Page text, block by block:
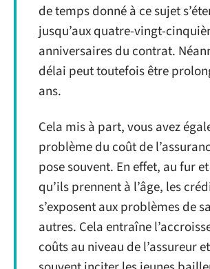
de temps donné à ce sujet
jusqu’aux quatre-vingt-
anniversaires du contrat.
délai peut toutefois être
ans.
Cela mis à part, vous avez
problème du coût de
pose souvent. En effet, au fur
qu’ils prennent à l’âge, les
s’exposent aux problèmes de
autres. Cela entraîne
coûts au niveau de l’assureur